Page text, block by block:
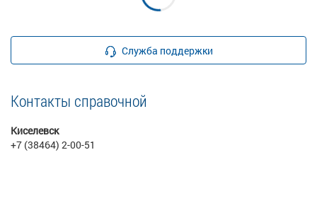
Служба поддержки
Контакты справочной
Киселевск
+7 (38464) 2-00-51